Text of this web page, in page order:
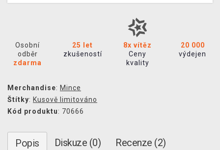
Osobní
odběr
zdarma
25 let
zkušeností
8x vítěz
Ceny
kvality
20 000
výdejen
Merchandise: Mince
Štítky: Kusově limitováno
Kód produktu: 70666
Popis Diskuze (0) Recenze (2)